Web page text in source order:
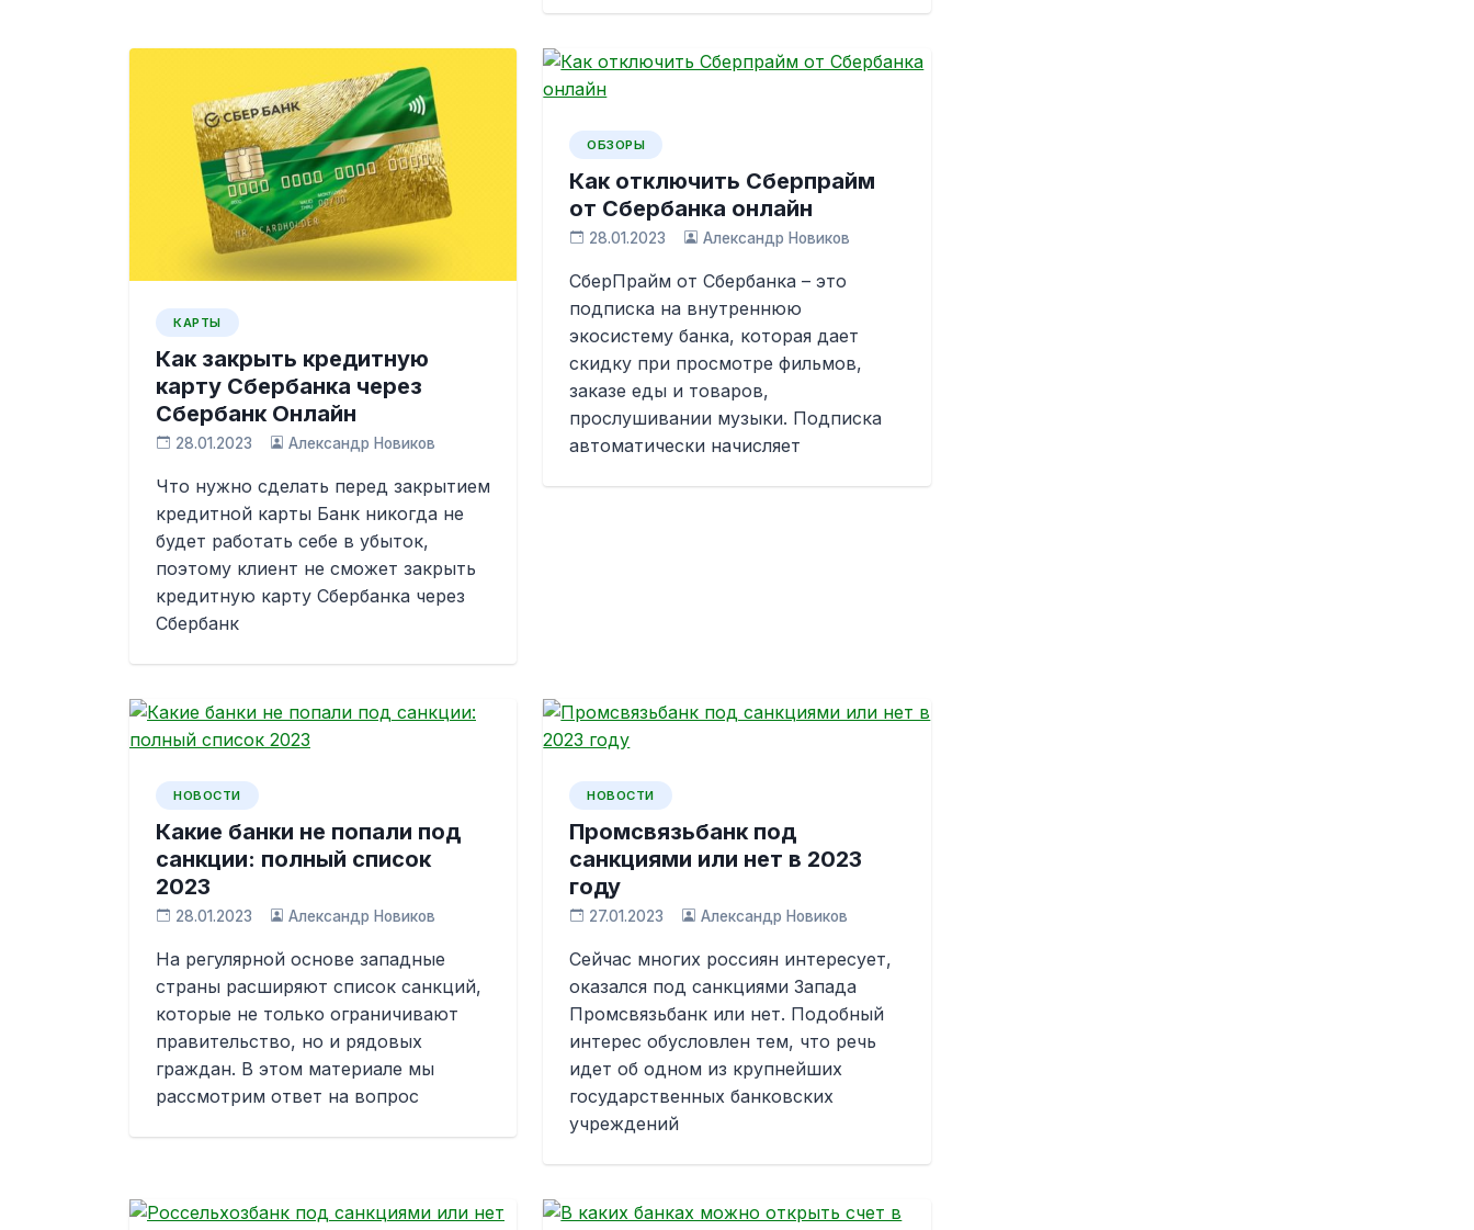
КАРТЫ
Как закрыть кредитную
карту Сбербанка через
Сбербанк Онлайн
28.01.2023 Александр Новиков
Что нужно сделать перед закрытием
кредитной карты Банк никогда не
будет работать себе в убыток,
поэтому клиент не сможет закрыть
кредитную карту Сбербанка через
Сбербанк
ОБЗОРЫ
Как отключить Сберпрайм
от Сбербанка онлайн
28.01.2023 Александр Новиков
СберПрайм от Сбербанка – это
подписка на внутреннюю
экосистему банка, которая дает
скидку при просмотре фильмов,
заказе еды и товаров,
прослушивании музыки. Подписка
автоматически начисляет
НОВОСТИ
Какие банки не попали под
санкции: полный список
2023
28.01.2023 Александр Новиков
На регулярной основе западные
страны расширяют список санкций,
которые не только ограничивают
правительство, но и рядовых
граждан. В этом материале мы
рассмотрим ответ на вопрос
НОВОСТИ
Промсвязьбанк под
санкциями или нет в 2023
году
27.01.2023 Александр Новиков
Сейчас многих россиян интересует,
оказался под санкциями Запада
Промсвязьбанк или нет. Подобный
интерес обусловлен тем, что речь
идет об одном из крупнейших
государственных банковских
учреждений